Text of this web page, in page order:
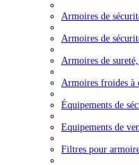
Armoires de
Armoires de
Armoires de
Armoires froides à
Équipements de
Equipements de
Filtres pour